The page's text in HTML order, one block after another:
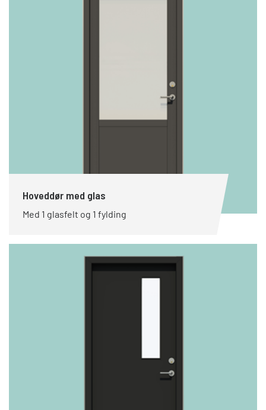
Hoveddør med glas
Med 1 glasfelt og 1 fylding